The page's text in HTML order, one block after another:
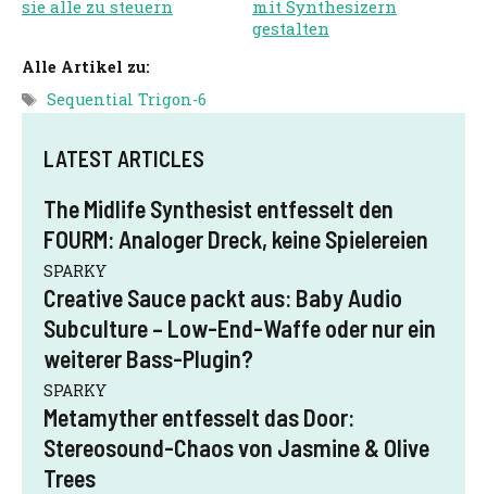
sie alle zu steuern
mit Synthesizern
gestalten
Alle Artikel zu:
Schlagwörter
Sequential Trigon-6
LATEST ARTICLES
The Midlife Synthesist entfesselt den
FOURM: Analoger Dreck, keine Spielereien
SPARKY
Creative Sauce packt aus: Baby Audio
Subculture – Low-End-Waffe oder nur ein
weiterer Bass-Plugin?
SPARKY
Metamyther entfesselt das Door:
Stereosound-Chaos von Jasmine & Olive
Trees